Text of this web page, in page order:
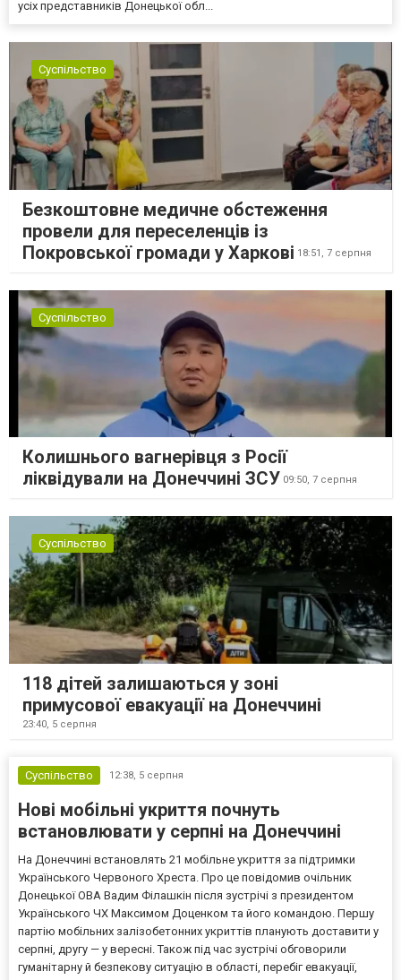
усіх представників Донецької обл...
Суспільство
Безкоштовне медичне обстеження
провели для переселенців із
Покровської громади у Харкові 18:51, 7 серпня
Суспільство
Колишнього вагнерівця з Росії
ліквідували на Донеччині ЗСУ 09:50, 7 серпня
Суспільство
118 дітей залишаються у зоні
примусової евакуації на Донеччині
23:40, 5 серпня
Суспільство 12:38, 5 серпня
Нові мобільні укриття почнуть
встановлювати у серпні на Донеччині
На Донеччині встановлять 21 мобільне укриття за підтримки
Українського Червоного Хреста. Про це повідомив очільник
Донецької ОВА Вадим Філашкін після зустрічі з президентом
Українського ЧХ Максимом Доценком та його командою. Першу
партію мобільних залізобетонних укриттів планують доставити у
серпні, другу — у вересні. Також під час зустрічі обговорили
гуманітарну й безпекову ситуацію в області, перебіг евакуації,